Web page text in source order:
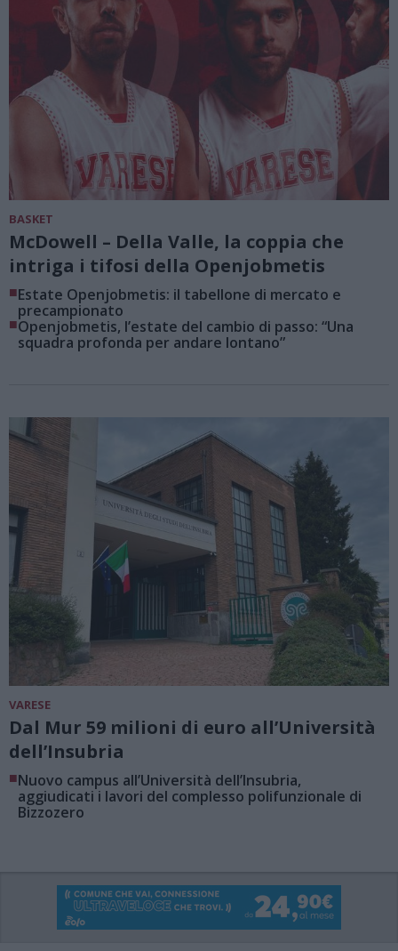
BASKET
McDowell – Della Valle, la coppia che
intriga i tifosi della Openjobmetis
■Estate Openjobmetis: il tabellone di mercato e
precampionato
■Openjobmetis, l’estate del cambio di passo: “Una
squadra profonda per andare lontano”
VARESE
Dal Mur 59 milioni di euro all’Università
dell’Insubria
■Nuovo campus all’Università dell’Insubria,
aggiudicati i lavori del complesso polifunzionale di
Bizzozero